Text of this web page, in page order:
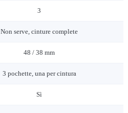
3
Non serve, cinture complete
48 / 38 mm
3 pochette, una per cintura
Sì